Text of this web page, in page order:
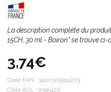
La description complète du
15CH, 30 ml - Boiron" se trouve ci-
3,74€
Code EAN : 3400305954263
Code ACL : 0595426